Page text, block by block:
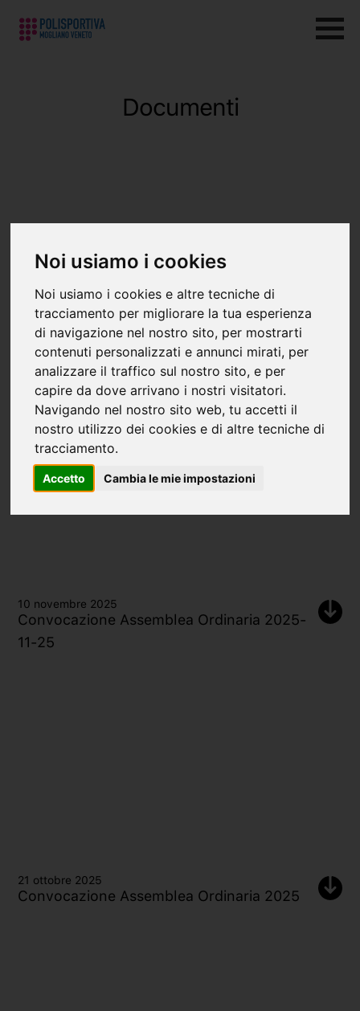
Noi usiamo i cookies
Noi usiamo i cookies e altre tecniche di
tracciamento per migliorare la tua esperienza
di navigazione nel nostro sito, per mostrarti
contenuti personalizzati e annunci mirati, per
analizzare il traffico sul nostro sito, e per
capire da dove arrivano i nostri visitatori.
Navigando nel nostro sito web, tu accetti il
nostro utilizzo dei cookies e di altre tecniche di
tracciamento.
Accetto Cambia le mie impostazioni
Documenti
24 giugno 2026
Obblighi trasparenza e pubblicazione
contributi 2025
10 novembre 2025
Convocazione Assemblea Ordinaria 2025-
11-25
21 ottobre 2025
Convocazione Assemblea Ordinaria 2025